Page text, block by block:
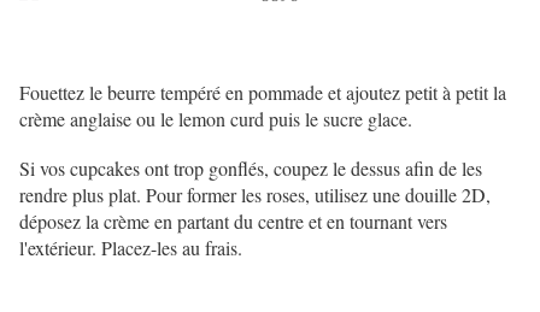
Fouettez le beurre tempéré en pommade et ajoutez petit à petit la
crème anglaise ou le lemon curd puis le sucre glace.
Si vos cupcakes ont trop gonflés, coupez le dessus afin de les
rendre plus plat. Pour former les roses, utilisez une douille 2D,
déposez la crème en partant du centre et en tournant vers
l'extérieur. Placez-les au frais.